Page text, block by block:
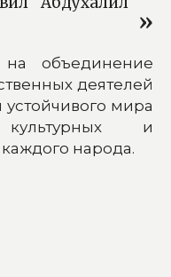
на объединение
деятелей
устойчивого мира
и
народа.